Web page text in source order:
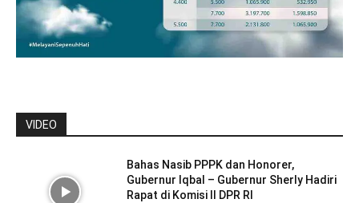
VIDEO
Bahas Nasib PPPK dan Honorer,
Gubernur Iqbal – Gubernur Sherly Hadiri
Rapat di Komisi II DPR RI